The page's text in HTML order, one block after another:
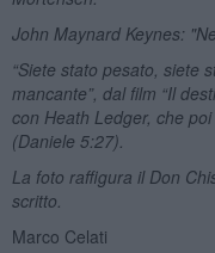
John Maynard Keynes:
“Siete stato pesato, siete
mancante”, dal film “Il
con Heath Ledger, che
(Daniele 5:27).
La foto raffigura il Don
scritto.
Marco Celati